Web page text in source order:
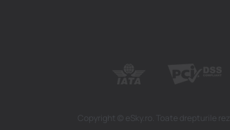
Copyright © eSky.ro. Toate drepturile